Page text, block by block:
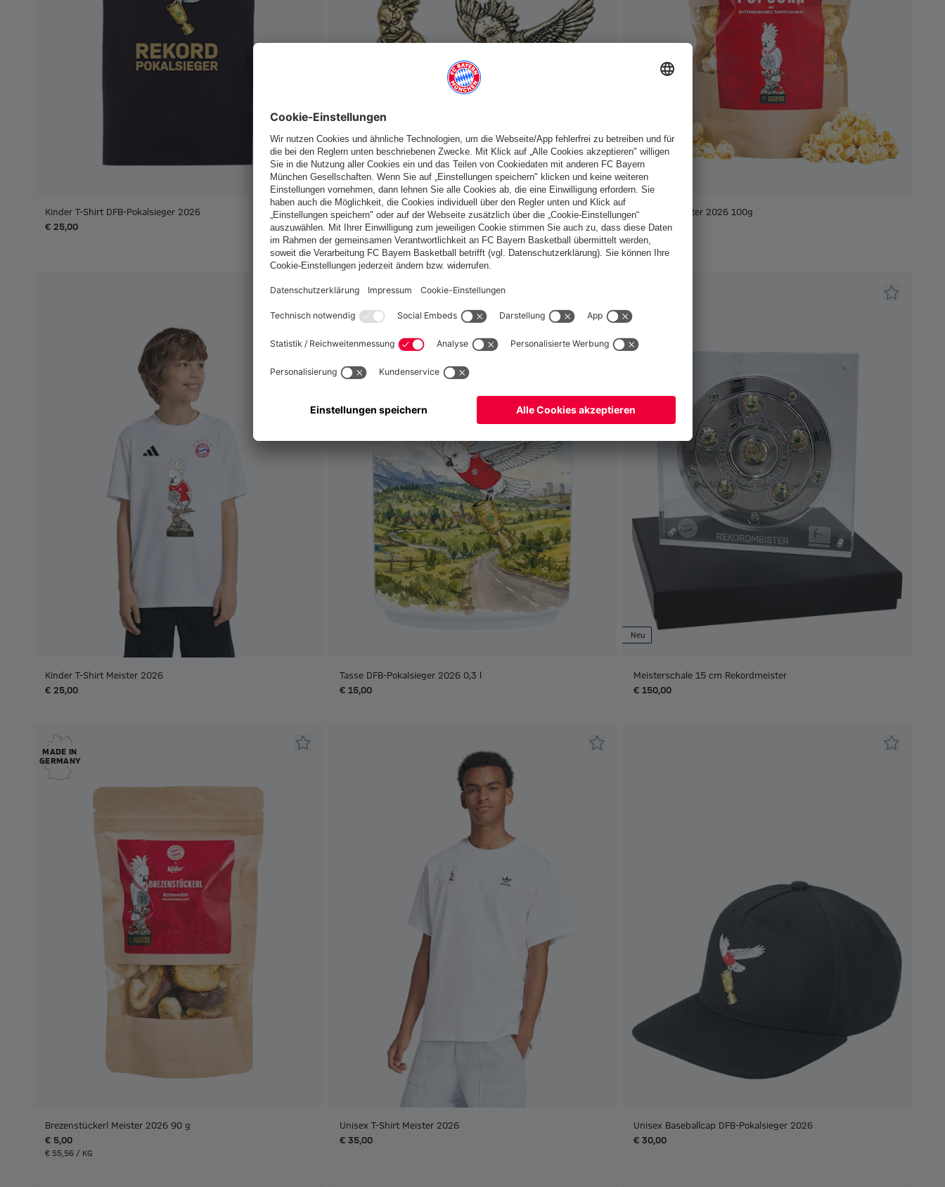
Kinder T-Shirt DFB-Pokalsieger 2026
€ 25,00
Anstecker Doublesieger 2026 2er-Set
€ 25,00
Popcorn Meister 2026 100g
€ 6,00
€ 60,00 / KG
Kinder T-Shirt Meister 2026
€ 25,00
GERMANY
Tasse DFB-Pokalsieger 2026 0,3 l
€ 15,00
Neu
Meisterschale 15 cm Rekordmeister
€ 150,00
MADE IN
GERMANY
Brezenstückerl Meister 2026 90 g
€ 5,00
€ 55,56 / KG
Unisex T-Shirt Meister 2026
€ 35,00
Unisex Baseballcap DFB-Pokalsieger 2026
€ 30,00
Möchtest du im Store Österreichbleiben?
Ja,Österreich, um dorthin zu liefern!